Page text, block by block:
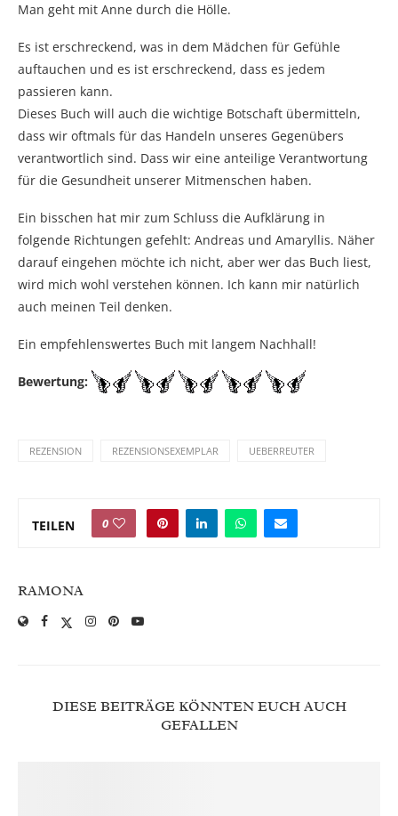
Man geht mit Anne durch die Hölle.
Es ist erschreckend, was in dem Mädchen für Gefühle
auftauchen und es ist erschreckend, dass es jedem
passieren kann.
Dieses Buch will auch die wichtige Botschaft übermitteln,
dass wir oftmals für das Handeln unseres Gegenübers
verantwortlich sind. Dass wir eine anteilige Verantwortung
für die Gesundheit unserer Mitmenschen haben.
Ein bisschen hat mir zum Schluss die Aufklärung in
folgende Richtungen gefehlt: Andreas und Amaryllis. Näher
darauf eingehen möchte ich nicht, aber wer das Buch liest,
wird mich wohl verstehen können. Ich kann mir natürlich
auch meinen Teil denken.
Ein empfehlenswertes Buch mit langem Nachhall!
Bewertung:
REZENSION REZENSIONSEXEMPLAR UEBERREUTER
TEILEN 0
RAMONA
DIESE BEITRÄGE KÖNNTEN EUCH AUCH
GEFALLEN